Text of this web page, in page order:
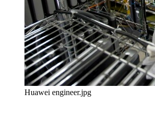
Huawei engineer.jpg